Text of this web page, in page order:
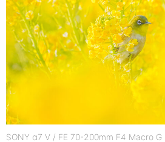
SONY α7 V / FE 70-200mm F4 Macro G